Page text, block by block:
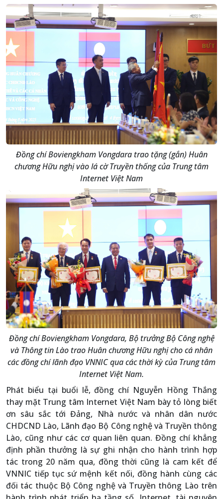
Đồng chí Boviengkham Vongdara trao tặng (gắn) Huân
chương Hữu nghị vào lá cờ Truyền thống của Trung tâm
Internet Việt Nam
Đồng chí Boviengkham Vongdara, Bộ trưởng Bộ Công nghệ
và Thông tin Lào trao Huân chương Hữu nghị cho cá nhân
các đồng chí lãnh đạo VNNIC qua các thời kỳ của Trung tâm
Internet Việt Nam.
Phát biểu tại buổi lễ, đồng chí Nguyễn Hồng Thắng
thay mặt Trung tâm Internet Việt Nam bày tỏ lòng biết
ơn sâu sắc tới Đảng, Nhà nước và nhân dân nước
CHDCND Lào, Lãnh đạo Bộ Công nghệ và Truyền thông
Lào, cũng như các cơ quan liên quan. Đồng chí khẳng
định phần thưởng là sự ghi nhận cho hành trình hợp
tác trong 20 năm qua, đồng thời cũng là cam kết để
VNNIC tiếp tục sứ mệnh kết nối, đồng hành cùng các
đối tác thuộc Bộ Công nghệ và Truyền thông Lào trên